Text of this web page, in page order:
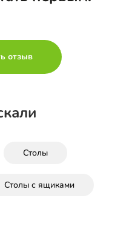
отзыв
Столы
Столы с ящиками